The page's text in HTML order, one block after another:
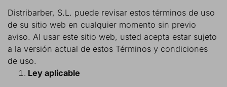
Distribarber, S.L. puede revisar estos términos de uso
de su sitio web en cualquier momento sin previo
aviso. Al usar este sitio web, usted acepta estar sujeto
a la versión actual de estos Términos y condiciones
de uso.
Ley aplicable